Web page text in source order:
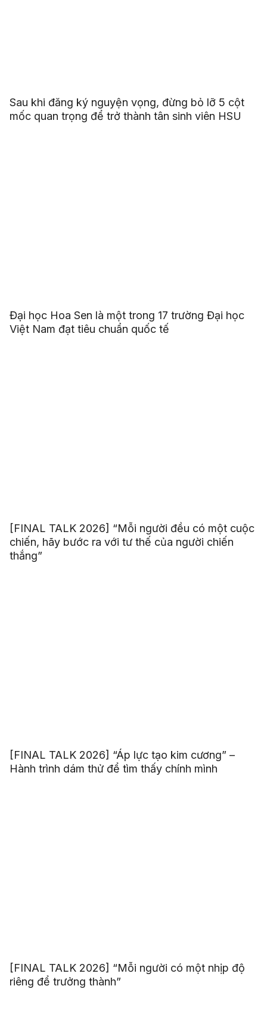
Sau khi đăng ký nguyện vọng, đừng bỏ lỡ 5 cột
mốc quan trọng để trở thành tân sinh viên HSU
Đại học Hoa Sen là một trong 17 trường Đại học
Việt Nam đạt tiêu chuẩn quốc tế
[FINAL TALK 2026] “Mỗi người đều có một cuộc
chiến, hãy bước ra với tư thế của người chiến
thắng”
[FINAL TALK 2026] “Áp lực tạo kim cương” –
Hành trình dám thử để tìm thấy chính mình
[FINAL TALK 2026] “Mỗi người có một nhịp độ
riêng để trưởng thành”